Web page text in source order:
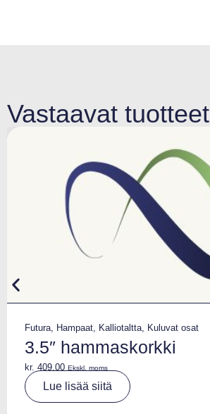
Vastaavat tuotteet
Futura Hampaat Kalliotaltta Kuluvat osat
3.5″ hammaskorkki
kr. 409,00 Ekskl. moms
Lue lisää siitä